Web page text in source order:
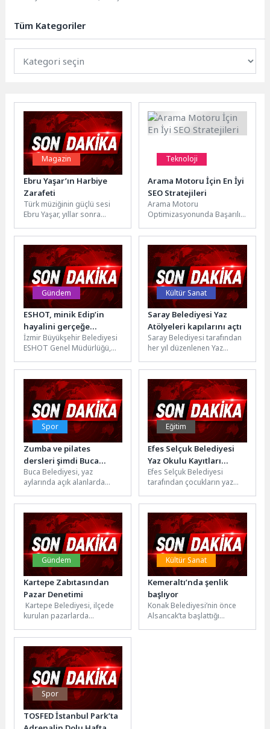
Tüm Kategoriler
Magazin
Ebru Yaşar’ın Harbiye
Zarafeti
Türk müziğinin güçlü sesi
Ebru Yaşar, yıllar sonra
sahnesine çıktı. Biletlerin
günler...
Teknoloji
Arama Motoru İçin En İyi
SEO Stratejileri
Arama Motoru
Optimizasyonunda Başarılı
motoru optimizasyonu
(SEO), web sitenizin arama
motorlarında daha...
Gündem
ESHOT, minik Edip’in
hayalini gerçeğe
dönüştürdü
İzmir Büyükşehir Belediyesi
ESHOT Genel Müdürlüğü,
yaşındaki Edip Vurhan’ın
otobüs şoförü olma...
Kültür Sanat
Saray Belediyesi Yaz
Atölyeleri kapılarını açtı
Saray Belediyesi tarafından
her yıl düzenlenen Yaz
Pazartesi günü Atatürk
Alanı’nda düzenlenen...
Spor
Zumba ve pilates
dersleri şimdi Buca
Arena Stadı’nda
Buca Belediyesi, yaz
aylarında açık alanlarda
pilates derslerini Buca
Arena Stadı’na taşıdı....
Eğitim
Efes Selçuk Belediyesi
Yaz Okulu Kayıtları
Başladı
Efes Selçuk Belediyesi
tarafından çocukların yaz
öğretici etkinliklerle
değerlendirmesi amacıyla
düzenlenen...
Gündem
Kartepe Zabıtasından
Pazar Denetimi
Kartepe Belediyesi, ilçede
kurulan pazarlarda
devam ediyor. Zabıta
Müdürlüğü ekipleri Çepni-
Suadiye Kent...
Kültür Sanat
Kemeraltı’nda şenlik
başlıyor
Konak Belediyesi’nin önce
Alsancak’ta başlattığı
Spor
TOSFED İstanbul Park’ta